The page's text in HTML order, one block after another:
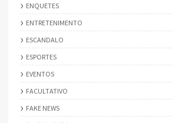
ENQUETES
ENTRETENIMENTO
ESCANDALO
ESPORTES
EVENTOS
FACULTATIVO
FAKE NEWS